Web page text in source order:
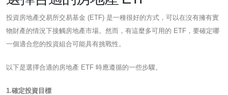
投資房地產交易所交易基金 (ETF) 是一種很好的方式，可以在沒有擁有實
物財產的情況下接觸房地產市場。然而，有這麼多可用的 ETF，要確定哪
一個適合您的投資組合可能具有挑戰性。
以下是選擇合適的房地產 ETF 時應遵循的一些步驟。
1.確定投資目標